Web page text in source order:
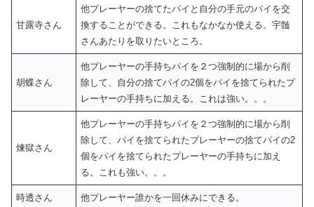
甘露寺さん
他プレーヤーの捨てたパイと自分の手元のパイを交
換することができる。これもなかなか使える。宇髄
さんあたりを取りたいところ。
胡蝶さん
他プレーヤーの手持ちパイを２つ強制的に場から削
除して、自分の捨てパイの2個をパイを捨てられたプ
レーヤーの手持ちに加える。これは強い。。。
煉獄さん
他プレーヤーの手持ちパイを２つ強制的に場から削
除して、パイを捨てられたプレーヤーの捨てパイの2
個をパイを捨てられたプレーヤーの手持ちに加え
る。これも強い。。。
時透さん 他プレーヤー誰かを一回休みにできる。